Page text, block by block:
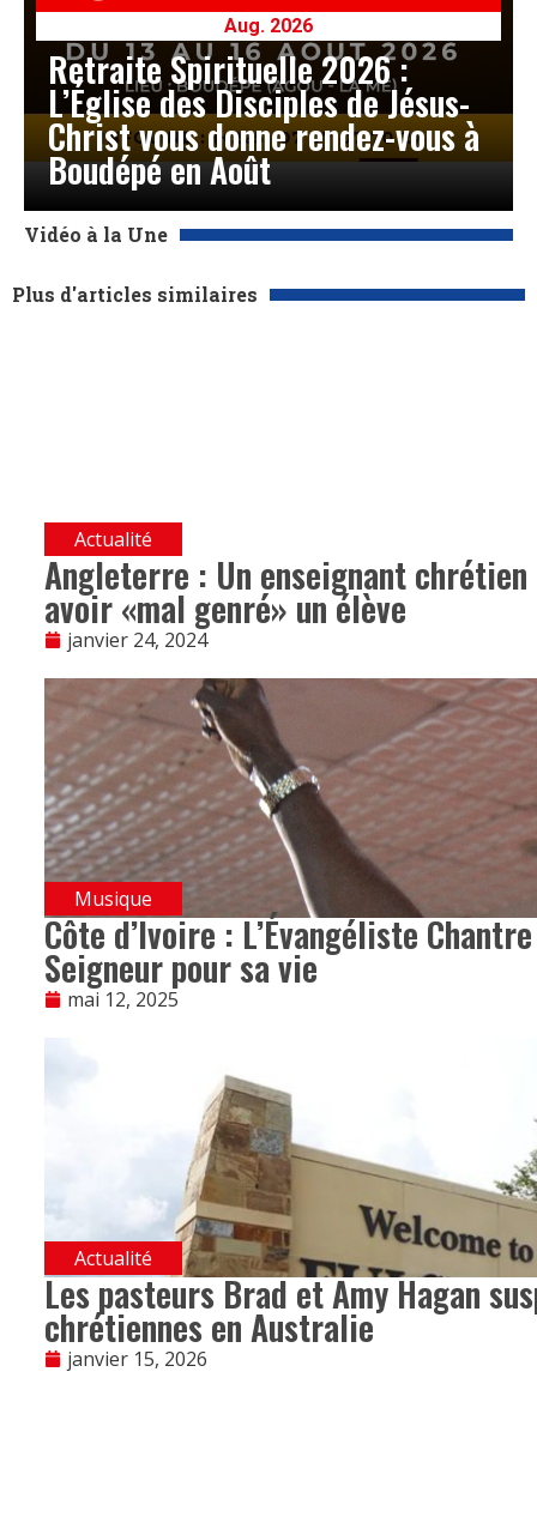
Aug. 2026
Retraite Spirituelle 2026 :
L’Église des Disciples de Jésus-
Christ vous donne rendez-vous à
Boudépé en Août
Vidéo à la Une
Plus d'articles similaires
Actualité
Angleterre : Un enseignant
avoir «mal genré» un élève
janvier 24, 2024
Musique
Côte d’Ivoire : L’Évangéliste
Seigneur pour sa vie
mai 12, 2025
Actualité
Les pasteurs Brad et Amy Hagan
chrétiennes en Australie
janvier 15, 2026